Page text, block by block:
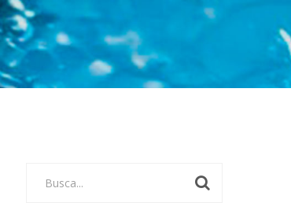
Busca...